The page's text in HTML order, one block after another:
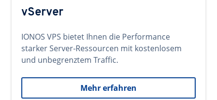
vServer
IONOS VPS bietet Ihnen die Performance
starker Server-Ressourcen mit kostenlosem
und unbegrenztem Traffic.
Mehr erfahren